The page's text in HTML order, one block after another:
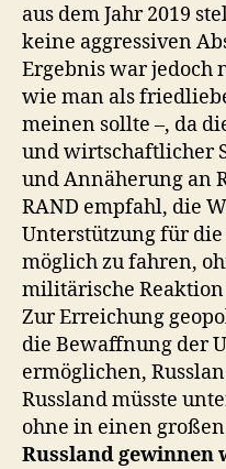
aus dem Jahr 2019
keine aggressiven
Ergebnis war jedoch
wie man als
meinen sollte –, da
und wirtschaftlicher
und Annäherung an
RAND empfahl, die
Unterstützung für
möglich zu fahren,
militärische
Zur Erreichung
die Bewaffnung der
ermöglichen,
Russland müsste
ohne in einen
Russland gewinnen